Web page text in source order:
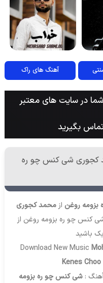
آهنگ های راک
در سایت های معتبر
بگیرید
کجوری شی کنس چو ره
روغن ازمحمد کجوری
کنس چو ره بزومه روغن از
باشید
Download New Music
Kenes
آهنگ :شی کنس چو ره بزومه